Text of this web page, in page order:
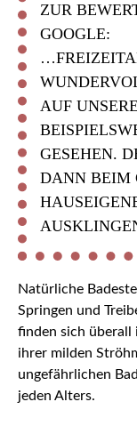
ZUR
GOOGLE:
AUF
GESEHEN.
ANN BEIM
Natürliche
Springen und
finden sich überall
ihrer milden
ungefährlichen
jeden Alters.